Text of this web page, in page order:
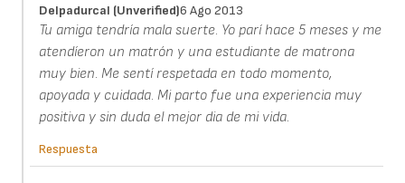
Delpadurcal (unverified)6 Ago 2013
Tu amiga tendría mala suerte. Yo parí hace 5 meses y me
atendíeron un matrón y una estudiante de matrona
muy bien. Me sentí respetada en todo momento,
apoyada y cuidada. Mi parto fue una experiencia muy
positiva y sin duda el mejor dia de mi vida.
Respuesta